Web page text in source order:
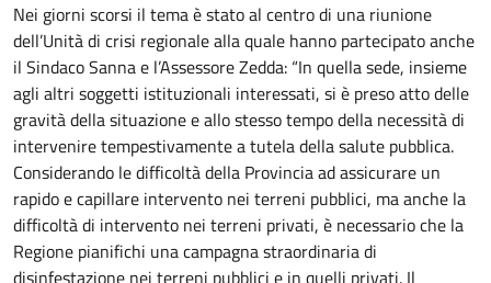
Nei giorni scorsi il tema è stato al centro di una riunione
dell’Unità di crisi regionale alla quale hanno partecipato anche
il Sindaco Sanna e l’Assessore Zedda: “In quella sede, insieme
agli altri soggetti istituzionali interessati, si è preso atto delle
gravità della situazione e allo stesso tempo della necessità di
intervenire tempestivamente a tutela della salute pubblica.
Considerando le difficoltà della Provincia ad assicurare un
rapido e capillare intervento nei terreni pubblici, ma anche la
difficoltà di intervento nei terreni privati, è necessario che la
Regione pianifichi una campagna straordinaria di
disinfestazione nei terreni pubblici e in quelli privati. Il